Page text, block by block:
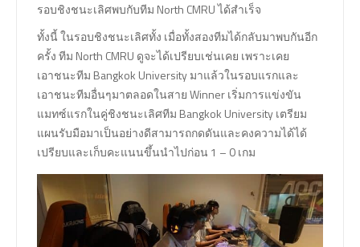
รอบชิงชนะเลิศพบกับทีม North CMRU ได้สำเร็จ
ทั้งนี้ ในรอบชิงชนะเลิศทั้ง เมื่อทั้งสองทีมได้กลับมาพบกันอีก
ครั้ง ทีม North CMRU ดูจะได้เปรียบเช่นเคย เพราะเคย
เอาชนะทีม Bangkok University มาแล้วในรอบแรกและ
เอาชนะทีมอื่นๆมาตลอดในสาย Winner เริ่มการแข่งขัน
แมทซ์แรกในคู่ชิงชนะเลิศทีม Bangkok University เตรียม
แผนรับมือมาเป็นอย่างดีสามารถกดดันและคงความได้ได้
เปรียบและเก็บคะแนนขึ้นนำไปก่อน 1 – 0 เกม